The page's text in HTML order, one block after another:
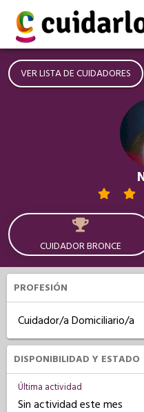
VER LISTA DE CUIDADORES
CUIDADOR BRONCE
PROFESIÓN
Cuidador/a Domiciliario/a
DISPONIBILIDAD Y ESTADO
Última actividad
Sin actividad este mes